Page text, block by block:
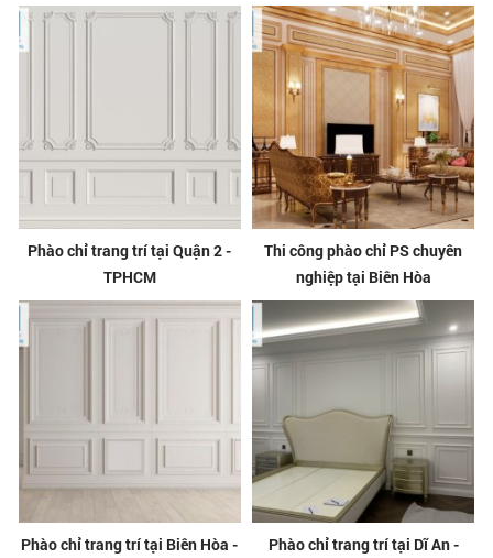
Phào chỉ trang trí tại Quận 2 -
TPHCM
Thi công phào chỉ PS chuyên
nghiệp tại Biên Hòa
Phào chỉ trang trí tại Biên Hòa -
Phào chỉ trang trí tại Dĩ An -